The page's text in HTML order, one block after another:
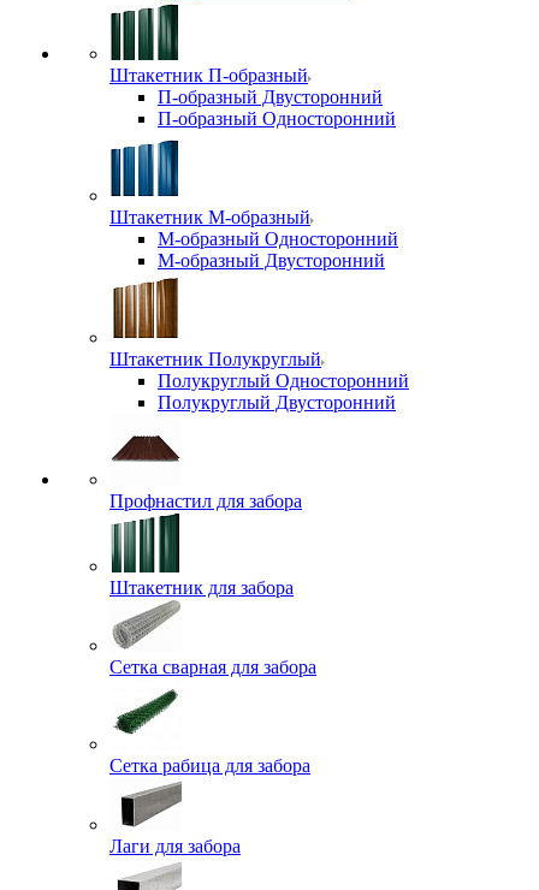
Штакетник П-образный
П-образный Двусторонний
П-образный Односторонний
Штакетник М-образный
М-образный Односторонний
М-образный Двусторонний
Штакетник Полукруглый
Полукруглый Односторонний
Полукруглый Двусторонний
Профнастил для забора
Штакетник для забора
Сетка сварная для забора
Сетка рабица для забора
Лаги для забора